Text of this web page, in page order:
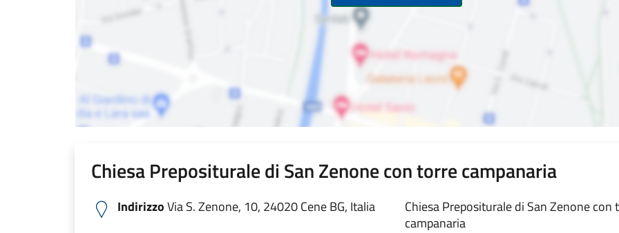
Chiesa Prepositurale di San Zenone con torre campanaria
IndirizzoVia S. Zenone, 10, 24020 Cene BG, Italia
Chiesa Prepositurale di San Zenone con
campanaria